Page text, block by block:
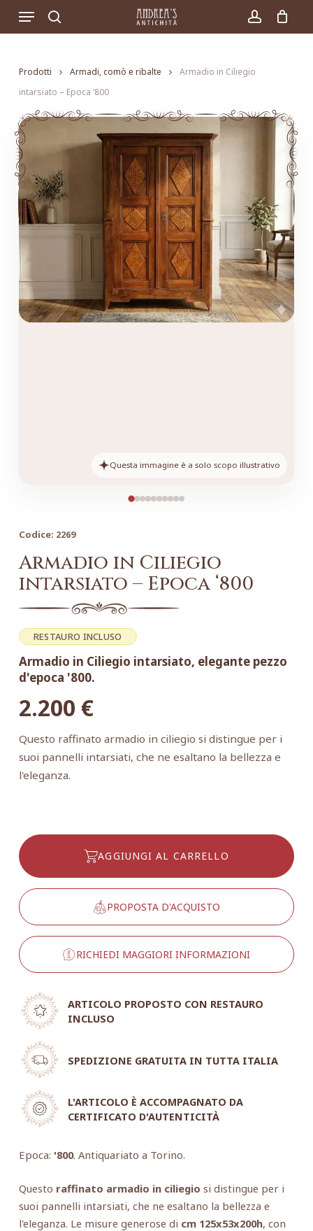
search account
Menu
Prodotti Armadi, comò e ribalte
Armadio in Ciliegio
intarsiato – Epoca ‘800
Questa immagine è a solo scopo illustrativo
Codice: 2269
Armadio in Ciliegio
intarsiato – Epoca ‘800
RESTAURO INCLUSO
Armadio in Ciliegio intarsiato, elegante pezzo
d'epoca '800.
2.200 €
Questo raffinato armadio in ciliegio si distingue per i
suoi pannelli intarsiati, che ne esaltano la bellezza e
l'eleganza.
AGGIUNGI AL CARRELLO
PROPOSTA D'ACQUISTO
RICHIEDI MAGGIORI INFORMAZIONI
ARTICOLO PROPOSTO CON RESTAURO
INCLUSO
SPEDIZIONE GRATUITA IN TUTTA ITALIA
L'ARTICOLO È ACCOMPAGNATO DA
CERTIFICATO D'AUTENTICITÀ
Epoca: '800. Antiquariato a Torino.
Questo raffinato armadio in ciliegio si distingue per i
suoi pannelli intarsiati, che ne esaltano la bellezza e
l'eleganza. Le misure generose di cm 125x53x200h, con